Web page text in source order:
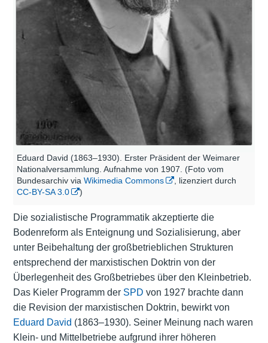
Eduard David (1863–1930). Erster Präsident der Weimarer
Nationalversammlung. Aufnahme von 1907. (Foto vom
Bundesarchiv via Wikimedia Commons
, lizenziert durch
CC-BY-SA 3.0
)
Die sozialistische Programmatik akzeptierte die
Bodenreform als Enteignung und Sozialisierung, aber
unter Beibehaltung der großbetrieblichen Strukturen
entsprechend der marxistischen Doktrin von der
Überlegenheit des Großbetriebes über den Kleinbetrieb.
Das Kieler Programm der SPD von 1927 brachte dann
die Revision der marxistischen Doktrin, bewirkt von
Eduard David (1863–1930). Seiner Meinung nach waren
Klein- und Mittelbetriebe aufgrund ihrer höheren